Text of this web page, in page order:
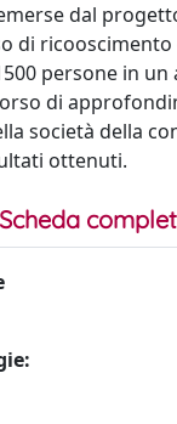
dal
di
persone in
di
società della
ottenuti.
Scheda